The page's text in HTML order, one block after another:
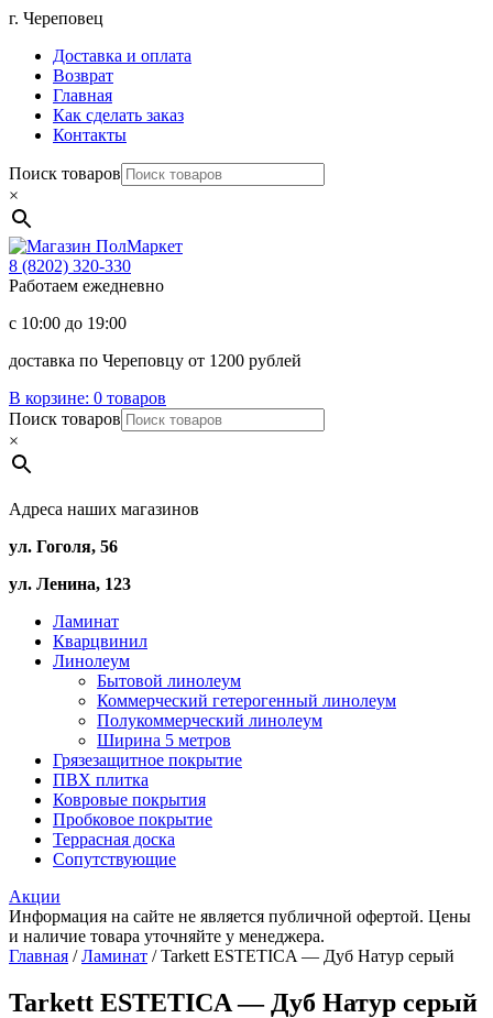
Перейти
содержимому
г. Череповец
Доставка и оплата
Возврат
Главная
Как сделать заказ
Контакты
Поиск товаров
×
Магазин
8 (8202) 320-330
Работаем ежедневно
с 10:00 до 19:00
доставка по Череповцу от 1200 рублей
В корзине: 0 товаров
Поиск товаров
×
Адреса наших магазинов
ул. Гоголя, 56
ул. Ленина, 123
Ламинат
Кварцвинил
Линолеум
Бытовой линолеум
Коммерческий гетерогенный линолеум
Полукоммерческий линолеум
Ширина 5 метров
Грязезащитное покрытие
ПВХ плитка
Ковровые покрытия
Пробковое покрытие
Террасная доска
Сопутствующие
Акции
Информация на сайте не является публичной офертой. Цены
и наличие товара уточняйте у менеджера.
Главная /Ламинат / Tarkett ESTETICA — Дуб Натур серый
Tarkett ESTETICA — Дуб Натур серый